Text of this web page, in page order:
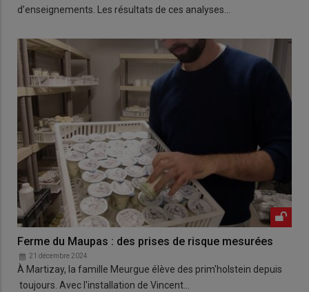
d’enseignements. Les résultats de ces analyses…
Ferme du Maupas : des prises de risque mesurées
21 décembre 2024
À Martizay, la famille Meurgue élève des prim'holstein depuis
toujours. Avec l'installation de Vincent…